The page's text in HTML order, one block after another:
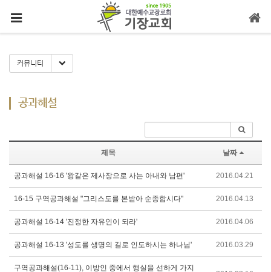
커뮤니티 Toggle Dropdown
공과해설
제목 날짜
공과해설 16-16 '왕같은 제사장으로 사는 아내와 남편' 2016.04.21
16-15 구역공과해설 "그리스도를 본받아 순종합시다" 2016.04.13
공과해설 16-14 '진정한 자유인이 되라' 2016.04.06
공과해설 16-13 '성도를 생명의 길로 인도하시는 하나님' 2016.03.29
구역공과해설(16-11), 이방인 중에서 행실을 선하게 가지